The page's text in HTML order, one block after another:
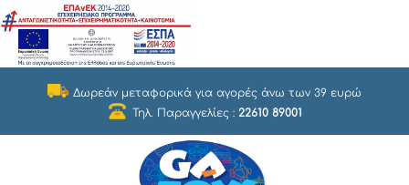
Δωρεάν μεταφορικά για αγορές άνω των 39 ευρώ
Τηλ. Παραγγελίες : 22610 89001